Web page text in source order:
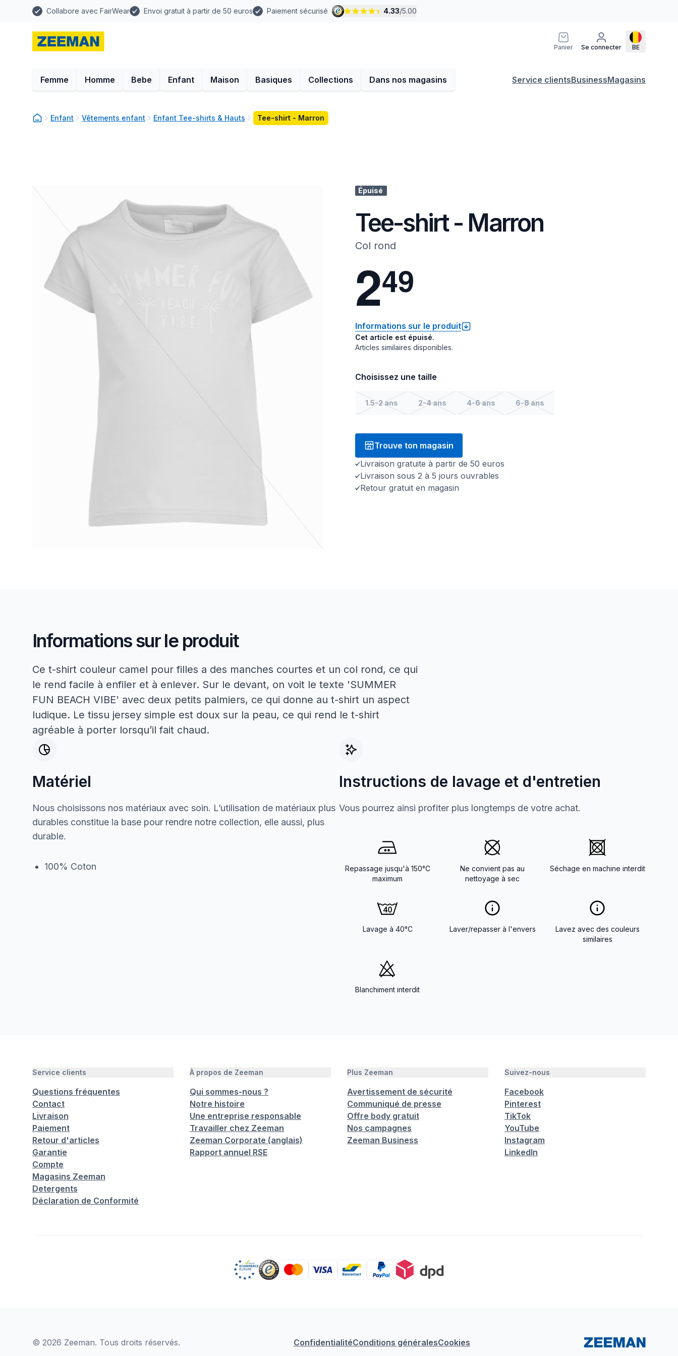
Collabore avec FairWear Envoi gratuit à partir de 50 euros Paiement sécurisé 4.33/5.00
Panier Se connecter BE
Femme Homme Bebe Enfant Maison Basiques Collections Dans nos magasins Service clientsBusinessMagasins
Enfant Vêtements enfant Enfant Tee-shirts & Hauts Tee-shirt - Marron
Épuisé
Tee-shirt - Marron
Col rond
249
Informations sur le produit
Cet article est épuisé.
Articles similaires disponibles.
Choisissez une taille
1.5-2 ans 2-4 ans 4-6 ans 6-8 ans
Trouve ton magasin
Livraison gratuite à partir de 50 euros
Livraison sous 2 à 5 jours ouvrables
Retour gratuit en magasin
Informations sur le produit
Ce t-shirt couleur camel pour filles a des manches courtes et un col rond, ce qui
le rend facile à enfiler et à enlever. Sur le devant, on voit le texte 'SUMMER
FUN BEACH VIBE' avec deux petits palmiers, ce qui donne au t-shirt un aspect
ludique. Le tissu jersey simple est doux sur la peau, ce qui rend le t-shirt
agréable à porter lorsqu’il fait chaud.
Matériel
Nous choisissons nos matériaux avec soin. L’utilisation de matériaux plus
durables constitue la base pour rendre notre collection, elle aussi, plus
durable.
100% Coton
Instructions de lavage et d'entretien
Vous pourrez ainsi profiter plus longtemps de votre achat.
Repassage jusqu'à 150°C
maximum
Ne convient pas au
nettoyage à sec
Séchage en machine interdit
Lavage à 40°C Laver/repasser à l'envers
Lavez avec des couleurs
similaires
Blanchiment interdit
Service clients
Questions fréquentes
Contact
Livraison
Paiement
Retour d'articles
Garantie
Compte
Magasins Zeeman
Detergents
Déclaration de Conformité
À propos de Zeeman
Qui sommes-nous ?
Notre histoire
Une entreprise responsable
Travailler chez Zeeman
Zeeman Corporate (anglais)
Rapport annuel RSE
Plus Zeeman
Avertissement de sécurité
Communiqué de presse
Offre body gratuit
Nos campagnes
Zeeman Business
Suivez-nous
Facebook
Pinterest
TikTok
YouTube
Instagram
LinkedIn
© 2026 Zeeman. Tous droits réservés. ConfidentialitéConditions généralesCookies